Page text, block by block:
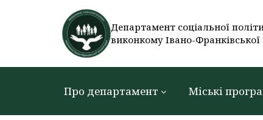
Департамент соціальної
виконкому Івано-Франківської
Про департамент Міські